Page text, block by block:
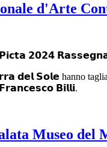
d'Arte
a 𝗣𝗶𝗰𝘁𝗮 𝟮𝟬𝟮𝟰
𝗱𝗲𝗹 𝗦𝗼𝗹𝗲 hanno
𝗕𝗶𝗹𝗹𝗶.
Museo del